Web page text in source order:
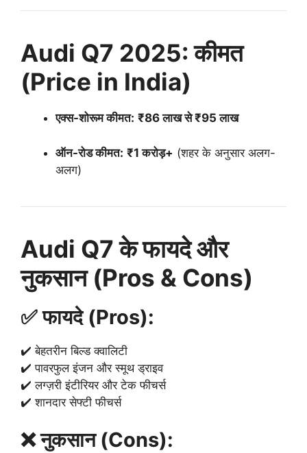
Audi Q7 2025: कीमत
(Price in India)
एक्स-शोरूम कीमत: ₹86 लाख से ₹95 लाख
ऑन-रोड कीमत: ₹1 करोड़+ (शहर के अनुसार अलग-
अलग)
Audi Q7 के फायदे और
नुकसान (Pros & Cons)
✅ फायदे (Pros):
✔️ बेहतरीन बिल्ड क्वालिटी
✔️ पावरफुल इंजन और स्मूथ ड्राइव
✔️ लग्ज़री इंटीरियर और टेक फीचर्स
✔️ शानदार सेफ्टी फीचर्स
❌ नुकसान (Cons):